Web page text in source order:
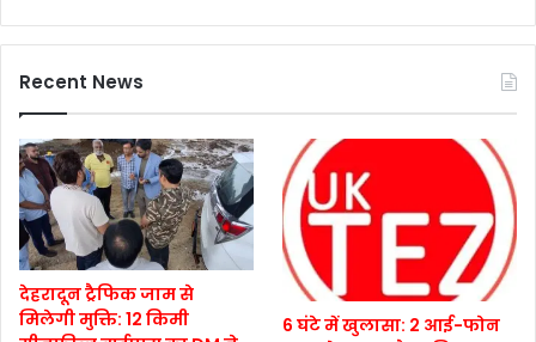
Recent News
देहरादून ट्रैफिक जाम से
मिलेगी मुक्ति: 12 किमी
6 घंटे में खुलासा: 2 आई-फोन